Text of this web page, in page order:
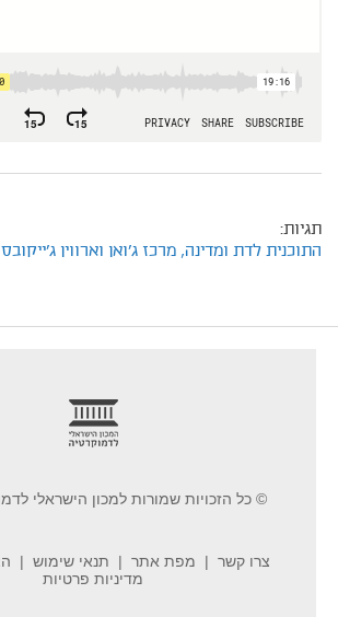
תגיות:
התוכנית לדת ומדינה, מרכז ג'ואן וארווין
© כל הזכויות שמורות למכון הישראלי
צרו קשר מפת אתר תנאי שימוש
מדיניות פרטיות